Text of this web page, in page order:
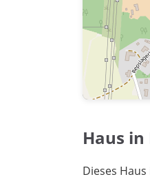
Haus
Dieses